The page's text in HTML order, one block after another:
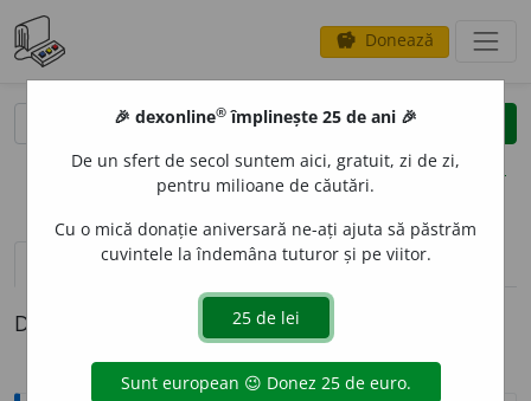
savings Donează
clear
opțiuni
definiții (1) pronunțievolume_up (50)
Definiția cu ID-ul 914439:
🎉 dexonline® împlinește 25 de ani 🎉
De un sfert de secol suntem aici, gratuit, zi de zi,
pentru milioane de căutări.
Cu o mică donație aniversară ne-ați ajuta să păstrăm
cuvintele la îndemâna tuturor și pe viitor.